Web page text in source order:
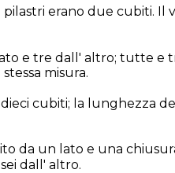
erano due cubiti. Il
e tre dall' altro; tutte e
misura.
cubiti; la lunghezza
da un lato e una
dall' altro.